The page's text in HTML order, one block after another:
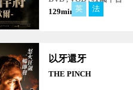
129mins英 法
以牙還牙
THE PINCH